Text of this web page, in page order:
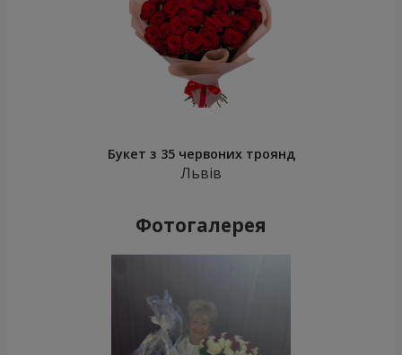
Букет з 35 червоних троянд
Львів
Фотогалерея